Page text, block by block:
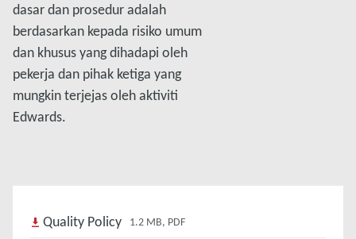
dasar dan prosedur adalah
berdasarkan kepada risiko umum
dan khusus yang dihadapi oleh
pekerja dan pihak ketiga yang
mungkin terjejas oleh aktiviti
Edwards.
Quality Policy 1.2 MB, PDF